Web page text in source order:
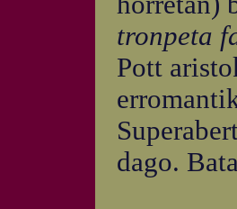
tronpeta
Pott
dago.